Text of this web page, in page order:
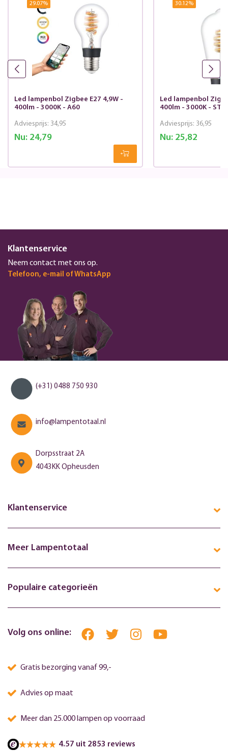
29.07%
Led lampenbol Zigbee E27 4,9W -
400lm - 3000K - A60
Nu:24,79
Adviesprijs: 34,95
30.12%
Led lampenbol
400lm - 3000K -
Nu:25,82
Adviesprijs: 36,95
Klantenservice
Neem contact met ons op.
Telefoon, e-mail of WhatsApp
(+31) 0488 750 930
info@lampentotaal.nl
Dorpsstraat 2A
4043KK Opheusden
Klantenservice
Meer Lampentotaal
Populaire categorieën
Volg ons online:
Gratis bezorging vanaf 99,-
Advies op maat
Meer dan 25.000 lampen op voorraad
4.57 uit 2853 reviews